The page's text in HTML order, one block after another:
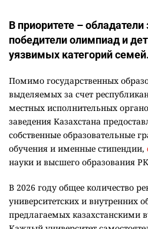
В приоритете – обладатели
победители олимпиад и
уязвимых категорий семей.
Помимо государственных
выделяемых за счет
местных исполнительных
заведения Казахстана
собственные образовательные
обучения и именные стипендии,
науки и высшего образования
В 2026 году общее количество
университетских и внутренних
предлагаемых казахстанскими